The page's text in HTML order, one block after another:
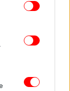
στον
αύριο